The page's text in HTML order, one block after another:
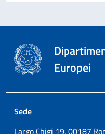
Europei
Sede
Largo Chigi 19, 00187